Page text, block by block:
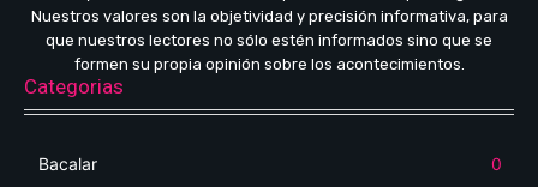
Nuestros valores son la objetividad y precisión informativa, para
que nuestros lectores no sólo estén informados sino que se
formen su propia opinión sobre los acontecimientos.
Categorias
Bacalar
0